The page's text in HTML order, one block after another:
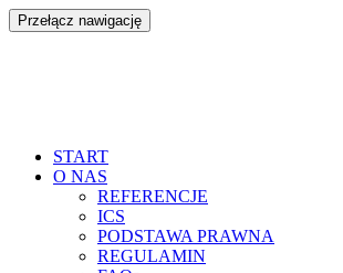
Przełącz nawigację
PrzejdźSTART
O NAS
REFERENCJE
ICS
PODSTAWA PRAWNA
REGULAMIN